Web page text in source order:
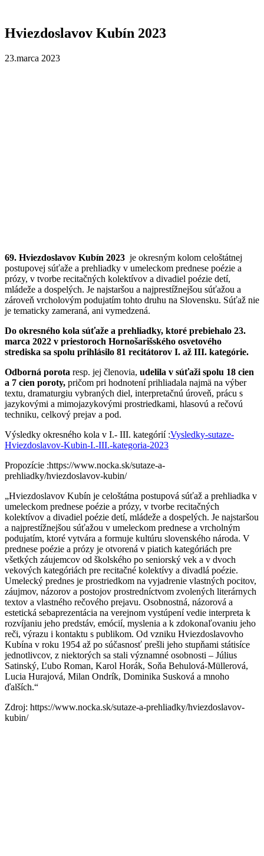
Hviezdoslavov Kubín 2023
23.marca 2023
69. Hviezdoslavov Kubín 2023 je okresným kolom celoštátnej
postupovej súťaže a prehliadky v umeleckom prednese poézie a
prózy, v tvorbe recitačných kolektívov a divadiel poézie detí,
mládeže a dospelých. Je najstaršou a najprestížnejšou súťažou a
zároveň vrcholovým podujatím tohto druhu na Slovensku. Súťaž nie
je tematicky zameraná, ani vymedzená.
Do okresného kola súťaže a prehliadky, ktoré prebiehalo 23.
marca 2022 v priestoroch Hornošarišského osvetového
strediska sa spolu prihlásilo 81 recitátorov I. až III. kategórie.
Odborná porota resp. jej členovia, udelila v súťaži spolu 18 cien
a 7 cien poroty, pričom pri hodnotení prihliadala najmä na výber
textu, dramaturgiu vybraných diel, interpretačnú úroveň, prácu s
jazykovými a mimojazykovými prostriedkami, hlasovú a rečovú
techniku, celkový prejav a pod.
Výsledky okresného kola v I.- III. kategórií :Vysledky-sutaze-
Hviezdoslavov-Kubin-I.-III.-kategoria-2023
Propozície :https://www.nocka.sk/sutaze-a-
prehliadky/hviezdoslavov-kubin/
„Hviezdoslavov Kubín je celoštátna postupová súťaž a prehliadka v
umeleckom prednese poézie a prózy, v tvorbe recitačných
kolektívov a divadiel poézie detí, mládeže a dospelých. Je najstaršou
a najprestížnejšou súťažou v umeleckom prednese a vrcholným
podujatím, ktoré vytvára a formuje kultúru slovenského národa. V
prednese poézie a prózy je otvorená v piatich kategóriách pre
všetkých záujemcov od školského po seniorský vek a v dvoch
vekových kategóriách pre recitačné kolektívy a divadlá poézie.
Umelecký prednes je prostriedkom na vyjadrenie vlastných pocitov,
záujmov, názorov a postojov prostredníctvom zvolených literárnych
textov a vlastného rečového prejavu. Osobnostná, názorová a
estetická sebaprezentácia na verejnom vystúpení vedie interpreta k
rozvíjaniu jeho predstáv, emócií, myslenia a k zdokonaľovaniu jeho
reči, výrazu i kontaktu s publikom. Od vzniku Hviezdoslavovho
Kubína v roku 1954 až po súčasnosť prešli jeho stupňami státisíce
jednotlivcov, z niektorých sa stali významné osobnosti – Július
Satinský, Ľubo Roman, Karol Horák, Soňa Behulová-Müllerová,
Lucia Hurajová, Milan Ondrík, Dominika Susková a mnoho
ďalších.“
Zdroj: https://www.nocka.sk/sutaze-a-prehliadky/hviezdoslavov-
kubin/